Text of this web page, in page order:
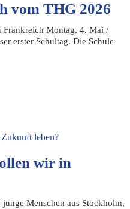
vom THG 2026
Frankreich Montag, 4. Mai /
erster Schultag. Die Schule
wir in
Menschen aus Stockholm,